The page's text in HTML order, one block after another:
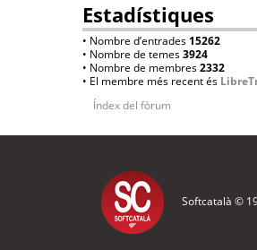
Estadístiques
• Nombre d’entrades 15262
• Nombre de temes3924
• Nombre de membres2332
• El membre més recent és
Índex del fòrum
Softcatalà ©